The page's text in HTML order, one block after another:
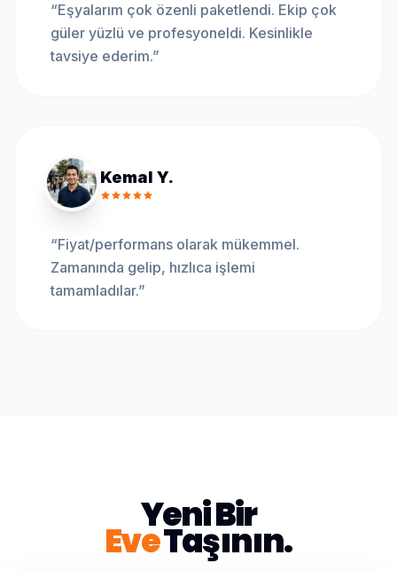
“Eşyalarım çok özenli paketlendi. Ekip çok
güler yüzlü ve profesyoneldi. Kesinlikle
tavsiye ederim.”
Kemal Y.
“Fiyat/performans olarak mükemmel.
Zamanında gelip, hızlıca işlemi
tamamladılar.”
Yeni Bir
EveTaşının.